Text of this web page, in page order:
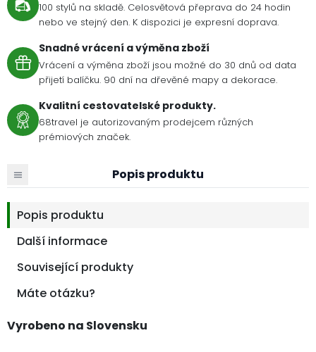
100 stylů na skladě. Celosvětová přeprava do 24 hodin
nebo ve stejný den. K dispozici je expresní doprava.
Snadné vrácení a výměna zboží
Vrácení a výměna zboží jsou možné do 30 dnů od data
přijetí balíčku. 90 dní na dřevěné mapy a dekorace.
Kvalitní cestovatelské produkty.
68travel je autorizovaným prodejcem různých
prémiových značek.
Popis produktu
Popis produktu
Další informace
Související produkty
Máte otázku?
Vyrobeno na Slovensku